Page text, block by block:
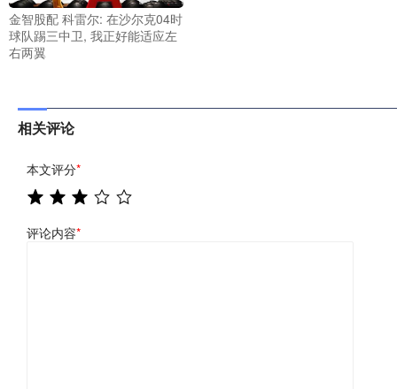
金智股配 科雷尔: 在沙尔克04时
球队踢三中卫, 我正好能适应左
右两翼
相关评论
本文评分*
评论内容*